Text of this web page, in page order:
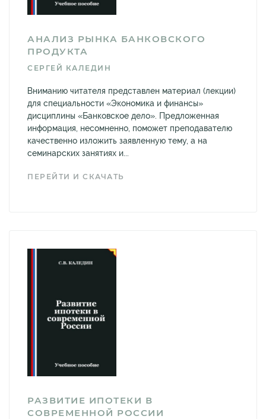
АНАЛИЗ РЫНКА БАНКОВСКОГО
ПРОДУКТА
СЕРГЕЙ КАЛЕДИН
Вниманию читателя представлен материал (лекции)
для специальности «Экономика и финансы»
дисциплины «Банковское дело». Предложенная
информация, несомненно, поможет преподавателю
качественно изложить заявленную тему, а на
семинарских занятиях и...
ПЕРЕЙТИ И СКАЧАТЬ
РАЗВИТИЕ ИПОТЕКИ В
СОВРЕМЕННОЙ РОССИИ